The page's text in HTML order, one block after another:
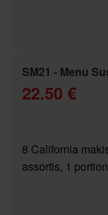
SM21 - Menu
22.50 €
8 California
assortis, 1